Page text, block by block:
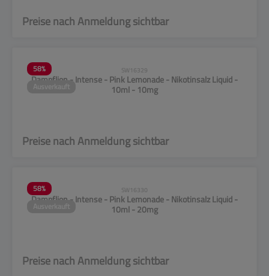
Preise nach Anmeldung sichtbar
58%
SW16329
Dampflion - Intense - Pink Lemonade - Nikotinsalz Liquid -
10ml - 10mg
Preise nach Anmeldung sichtbar
58%
SW16330
Dampflion - Intense - Pink Lemonade - Nikotinsalz Liquid -
10ml - 20mg
Preise nach Anmeldung sichtbar